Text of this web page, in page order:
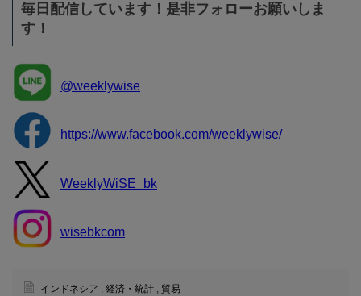
毎日配信しています！是非フォローお願いしま
す！
@weeklywise
https://www.facebook.com/weeklywise/
WeeklyWiSE_bk
wisebkcom
インドネシア , 経済・統計 , 貿易